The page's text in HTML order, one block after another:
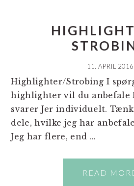
11. APRIL 2016
Highlighter/Strobing I
highlighter vil du anbefale
svarer Jer individuelt.
dele, hvilke jeg har
Jeg har flere, end ...
READ